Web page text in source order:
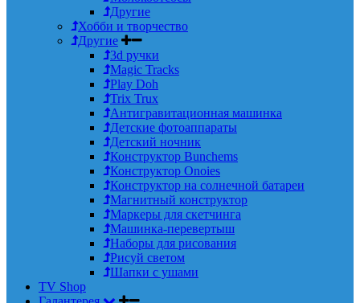
Другие
Хобби и творчество
Другие
3d ручки
Magic Tracks
Play Doh
Trix Trux
Антигравитационная машинка
Детские фотоаппараты
Детский ночник
Конструктор Bunchems
Конструктор Onoies
Конструктор на солнечной батареи
Магнитный конструктор
Маркеры для скетчинга
Машинка-перевертыш
Наборы для рисования
Рисуй светом
Шапки с ушами
TV Shop